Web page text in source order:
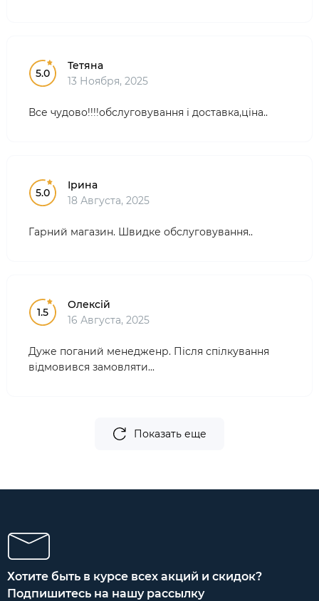
5.0
Тетяна
13 Ноября, 2025
Все чудово!!!!обслуговування і доставка,ціна..
5.0
Ірина
18 Августа, 2025
Гарний магазин. Швидке обслуговування..
1.5
Олексій
16 Августа, 2025
Дуже поганий менедженр. Після спілкування
відмовився замовляти...
Показать еще
Хотите быть в курсе всех акций и скидок?
Подпишитесь на нашу рассылку